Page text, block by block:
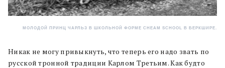
МОЛОДОЙ ПРИНЦ ЧАРЛЬЗ В ШКОЛЬНОЙ ФОРМЕ CHEAM SCHOOL В БЕРКШИРЕ.
Никак не могу привыкнуть, что теперь его надо звать по
русской тронной традиции Карлом Третьим. Как будто